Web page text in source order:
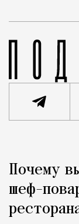
Город
Почему
шеф-